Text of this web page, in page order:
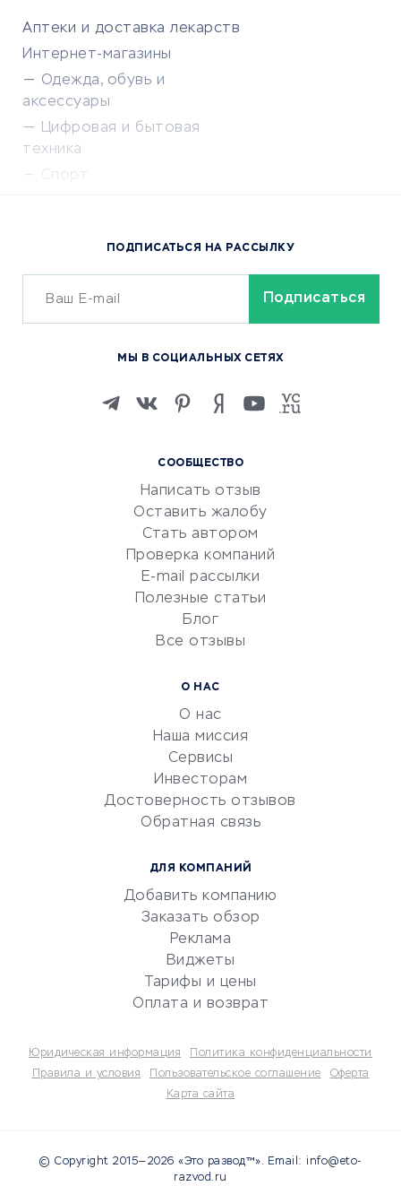
Аптеки и доставка лекарств
Интернет-магазины
Одежда, обувь и
аксессуары
Цифровая и бытовая
техника
Спорт
Сервисы доставки
ОБУЧЕНИЕ И РАБОТА
Изучение иностранных
Маркетинг и продажи
Репетиторство
Красота и здоровье
Сервисы по поиску работы
Сетевой маркетинг
УСЛУГИ ДЛЯ БИЗНЕСА
документооборот
Юридические компании
Бухгалтерия онлайн
Потребительские кредиты
СООБЩЕСТВО
Написать отзыв
Оставить жалобу
Стать автором
Проверка компаний
E-mail рассылки
Полезные статьи
Блог
Все отзывы
О НАС
О нас
Наша миссия
Сервисы
Инвесторам
Достоверность отзывов
Обратная связь
ДЛЯ КОМПАНИЙ
Добавить компанию
Заказать обзор
Реклама
Виджеты
Тарифы и цены
Оплата и возврат
ПОДПИСАТЬСЯ НА РАССЫЛКУ
МЫ В СОЦИАЛЬНЫХ СЕТЯХ
Юридическая информация
Политика конфиденциальности
Правила и условия
Пользовательское соглашение
Оферта
Карта сайта
© Copyright 2015—2026 «Это развод™». Email: info@eto-
razvod.ru